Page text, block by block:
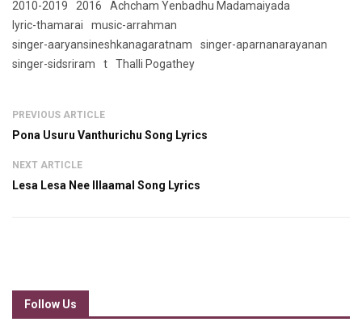
2010-2019 2016
Achcham Yenbadhu Madamaiyada
lyric-thamarai
music-arrahman
singer-aaryansineshkanagaratnam
singer-aparnanarayanan
singer-sidsriram
t Thalli Pogathey
PREVIOUS ARTICLE
Pona Usuru Vanthurichu Song Lyrics
NEXT ARTICLE
Lesa Lesa Nee Illaamal Song Lyrics
Follow Us